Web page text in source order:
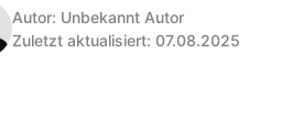
Autor: Unbekannt Autor
Zuletzt aktualisiert: 07.08.2025